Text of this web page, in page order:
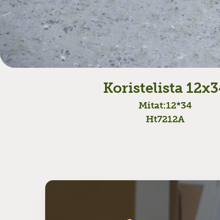
Koristelista
Mitat:12*34
Ht7212A